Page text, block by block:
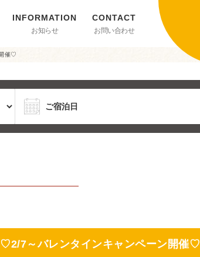
お知らせ お問い合わせ
催♡
7～バレンタインキャンペーン開催♡